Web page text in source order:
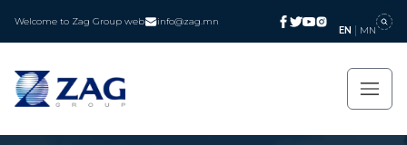
Welcome to Zag Group web info@zag.mn
EN MN